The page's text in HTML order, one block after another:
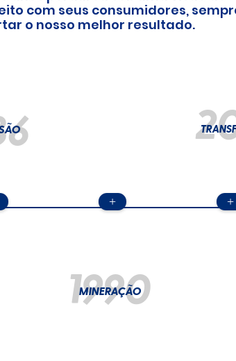
com seus consumidores,
o nosso melhor resultado.
+ +
1990
MINERAÇÃO